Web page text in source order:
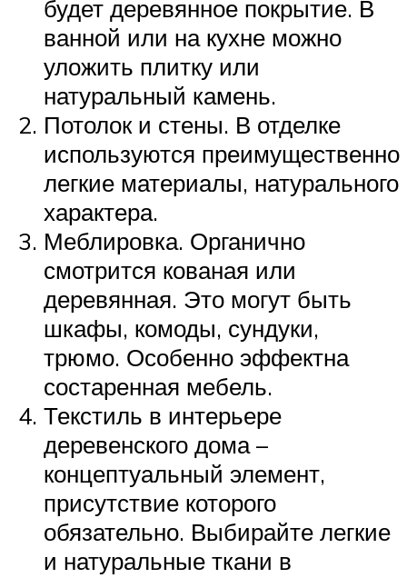
будет деревянное покрытие. В
ванной или на кухне можно
уложить плитку или
натуральный камень.
Потолок и стены. В отделке
используются преимущественно
легкие материалы, натурального
характера.
Меблировка. Органично
смотрится кованая или
деревянная. Это могут быть
шкафы, комоды, сундуки,
трюмо. Особенно эффектна
состаренная мебель.
Текстиль в интерьере
деревенского дома –
концептуальный элемент,
присутствие которого
обязательно. Выбирайте легкие
и натуральные ткани в